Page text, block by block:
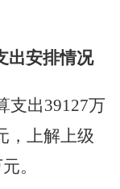
出安排情况
支出39127万
，上解上级
。